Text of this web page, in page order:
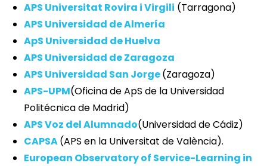
APS Universitat Rovira i Virgili (Tarragona)
APS Universidad de Almería
ApS Universidad de Huelva
APS Universidad de Zaragoza
APS Universidad San Jorge(Zaragoza)
APS-UPM(Oficina de ApS de la Universidad
Politécnica de Madrid)
APS Voz del Alumnado(Universidad de Cádiz)
CAPSA(APS en la Universitat de València).
European Observatory of Service-Learning in